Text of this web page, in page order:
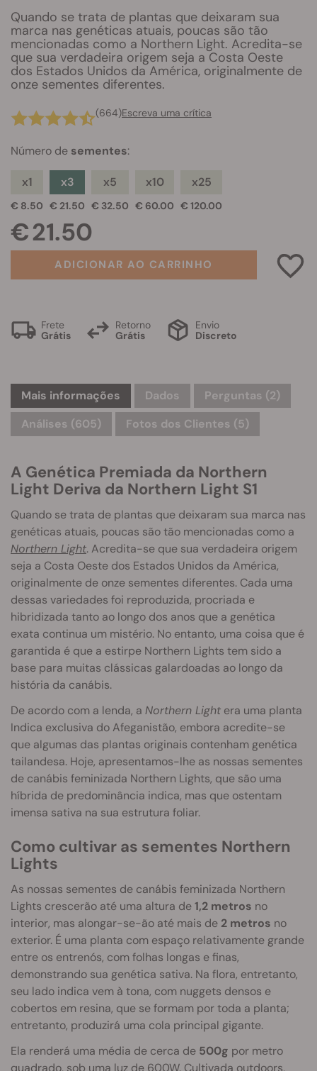
Quando se trata de plantas que deixaram sua
marca nas genéticas atuais, poucas são tão
mencionadas como a Northern Light. Acredita-se
que sua verdadeira origem seja a Costa Oeste
dos Estados Unidos da América, originalmente de
onze sementes diferentes.
(664)Escreva uma crítica
Número de sementes:
x1
€ 8.50
x3
€ 21.50
x5
€ 32.50
x10
€ 60.00
x25
€ 120.00
€ 21.50
ADICIONAR AO CARRINHO
Frete
Grátis
Retorno
Grátis
Envio
Discreto
Mais informações Dados Perguntas (2)
Análises (605)
Fotos dos Clientes (5)
A Genética Premiada da Northern
Light Deriva da Northern Light S1
Quando se trata de plantas que deixaram sua marca nas
genéticas atuais, poucas são tão mencionadas como a
Northern Light. Acredita-se que sua verdadeira origem
seja a Costa Oeste dos Estados Unidos da América,
originalmente de onze sementes diferentes. Cada uma
dessas variedades foi reproduzida, procriada e
hibridizada tanto ao longo dos anos que a genética
exata continua um mistério. No entanto, uma coisa que é
garantida é que a estirpe Northern Lights tem sido a
base para muitas clássicas galardoadas ao longo da
história da canábis.
De acordo com a lenda, a Northern Light era uma planta
Indica exclusiva do Afeganistão, embora acredite-se
que algumas das plantas originais contenham genética
tailandesa. Hoje, apresentamos-lhe as nossas sementes
de canábis feminizada Northern Lights, que são uma
híbrida de predominância indica, mas que ostentam
imensa sativa na sua estrutura foliar.
Como cultivar as sementes Northern
Lights
As nossas sementes de canábis feminizada Northern
Lights crescerão até uma altura de1,2 metros no
interior, mas alongar-se-ão até mais de 2 metros no
exterior. É uma planta com espaço relativamente grande
entre os entrenós, com folhas longas e finas,
demonstrando sua genética sativa. Na flora, entretanto,
seu lado indica vem à tona, com nuggets densos e
cobertos em resina, que se formam por toda a planta;
entretanto, produzirá uma cola principal gigante.
Ela renderá uma média de cerca de 500g por metro
quadrado, sob uma luz de 600W. Cultivada outdoors,